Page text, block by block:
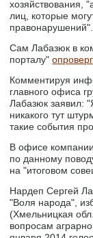
хозяйствования,
лиц, которые
правонарушений".
Сам Лабазюк в
порталу"опроверг
Комментируя
главного офиса
Лабазюк заявил:
никакого тут
такие события
В офисе
по данному
на "итоговом
Нардеп Сергей
"Воля народа",
(Хмельницкая
вопросам